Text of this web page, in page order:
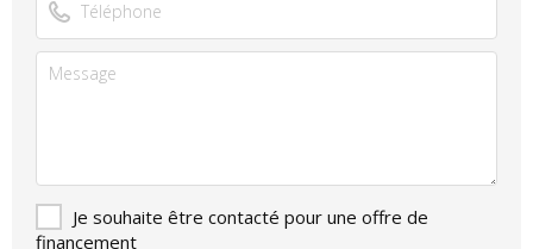
Je souhaite être contacté pour une offre de
financement